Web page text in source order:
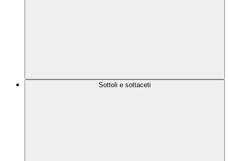
Sottoli e sottaceti